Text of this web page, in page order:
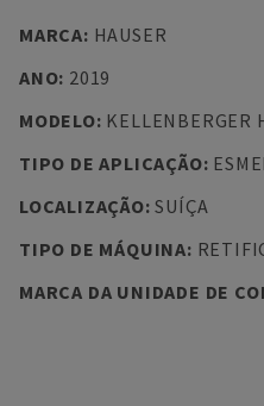
MARCA: HAUSER
ANO: 2019
MODELO: KELLENBERGER
TIPO DE APLICAÇÃO:
LOCALIZAÇÃO:SUÍÇA
TIPO DE MÁQUINA:
MARCA DA UNIDADE DE